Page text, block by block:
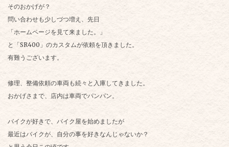
そのおかげが？
問い合わせも少しづつ増え、先日
「ホームページを見て来ました。」
と「SR400」のカスタムが依頼を頂きました。
有難うございます。
修理、整備依頼の車両も続々と入庫してきました。
おかげさまで、店内は車両でパンパン。
バイクが好きで、バイク屋を始めましたが
最近はバイクが、自分の事を好きなんじゃないか？